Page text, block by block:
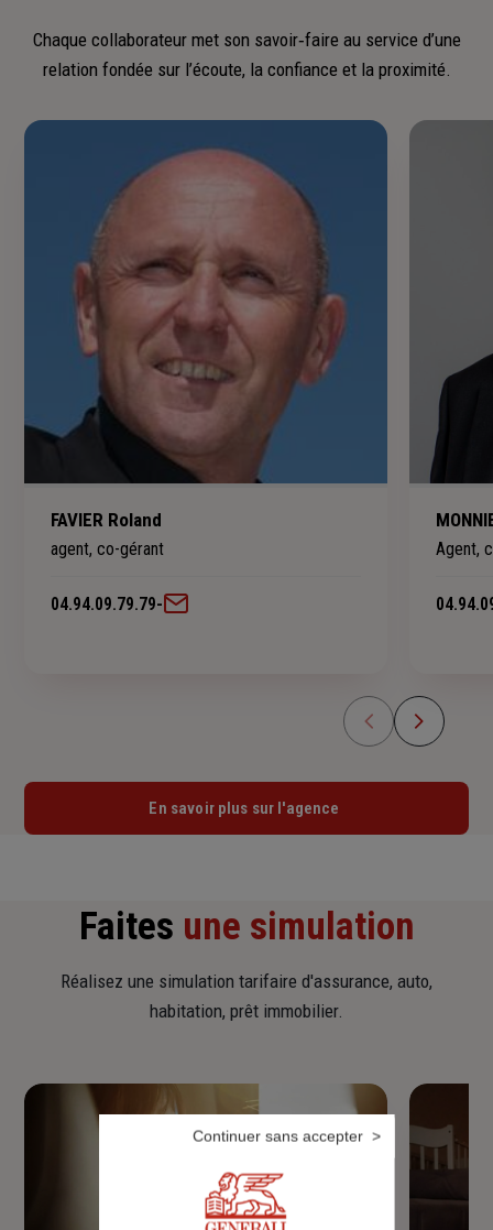
Chaque collaborateur met son savoir‑faire au service d’une
relation fondée sur l’écoute, la confiance et la proximité.
FAVIER Roland
agent, co-gérant
04.94.09.79.79-
Agent,
En savoir plus sur l'agence
Faites une simulation
Réalisez une simulation tarifaire d'assurance, auto,
habitation, prêt immobilier.
Continuer sans accepter